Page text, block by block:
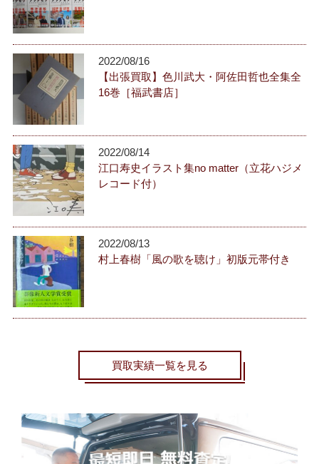
2022/08/16
【出張買取】色川武大・阿佐田哲也全集全
16巻［福武書店］
2022/08/14
江口寿史イラスト集no matter（立花ハジメ
レコード付）
2022/08/13
村上春樹「風の歌を聴け」初版元帯付き
買取実績一覧を見る